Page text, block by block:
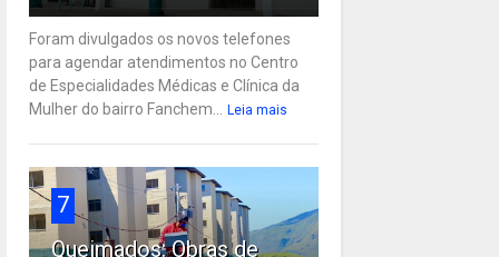
Foram divulgados os novos telefones
para agendar atendimentos no Centro
de Especialidades Médicas e Clínica da
Mulher do bairro Fanchem...
Leia mais
7
Queimados: Obras de